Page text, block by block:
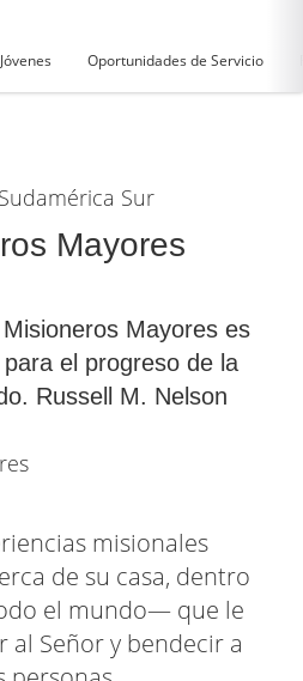
Jóvenes Oportunidades de Servicio
Sur
Mayores
Mayores es
el progreso de la
Russell M. Nelson
misionales
de su casa, dentro
el mundo— que le
Señor y bendecir a